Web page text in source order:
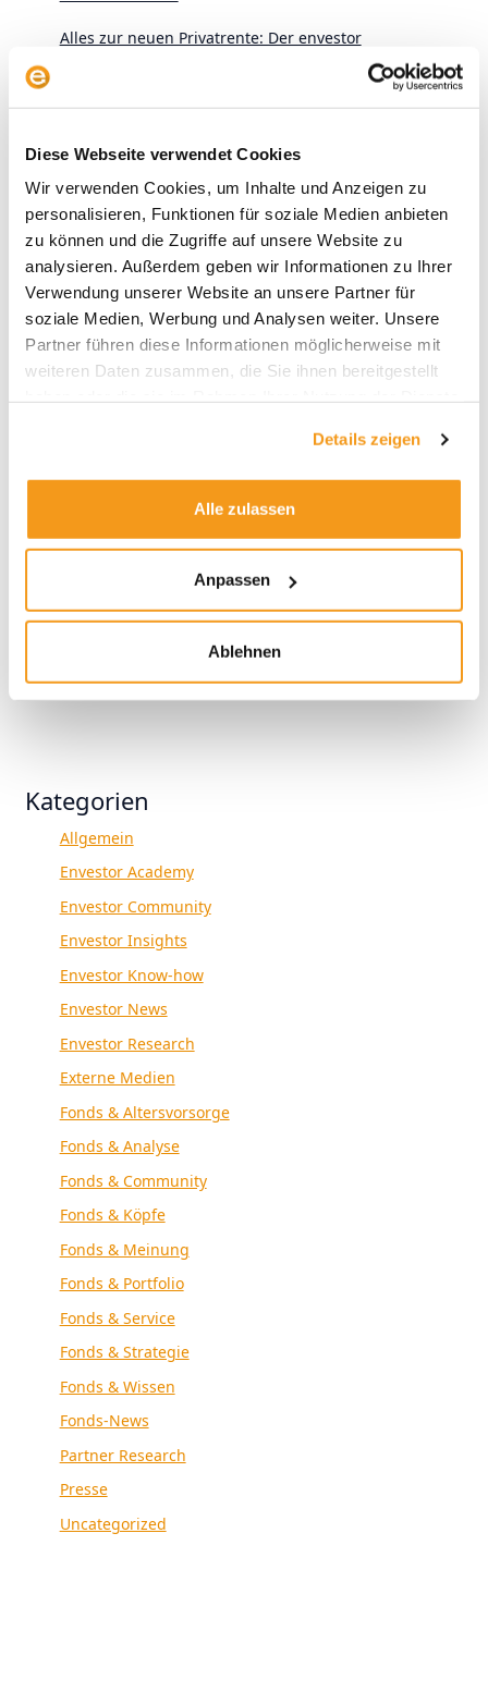
Diese Webseite verwendet Cookies
Wir verwenden Cookies, um Inhalte und Anzeigen zu
personalisieren, Funktionen für soziale Medien anbieten
zu können und die Zugriffe auf unsere Website zu
analysieren. Außerdem geben wir Informationen zu Ihrer
Verwendung unserer Website an unsere Partner für
soziale Medien, Werbung und Analysen weiter. Unsere
Partner führen diese Informationen möglicherweise mit
weiteren Daten zusammen, die Sie ihnen bereitgestellt
Details zeigen
Alle zulassen
Anpassen
Ablehnen
Alles zur neuen Privatrente: Der envestor
Der Presseclub mit Victor Gojdka (DIE ZEIT) –
Archive
2026
2023
2021
2019
1970
Kategorien
Allgemein
Envestor Academy
Envestor Community
Envestor Insights
Envestor Know-how
Envestor News
Envestor Research
Externe Medien
Fonds & Altersvorsorge
Fonds & Analyse
Fonds & Community
Fonds & Köpfe
Fonds & Meinung
Fonds & Portfolio
Fonds & Service
Fonds & Strategie
Fonds & Wissen
Fonds-News
Partner Research
Presse
Uncategorized